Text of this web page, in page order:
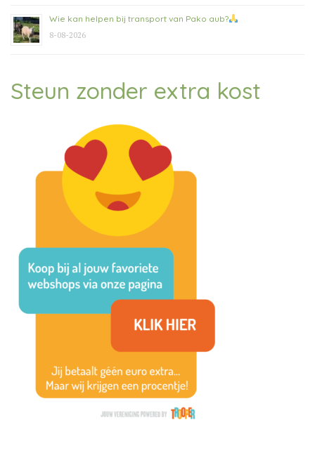
Wie kan helpen bij transport van Pako aub?
8-08-2026
Steun zonder extra kost